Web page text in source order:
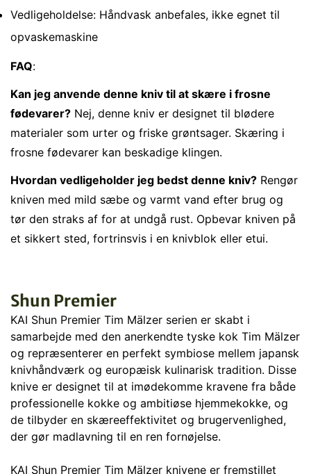
Vedligeholdelse: Håndvask anbefales, ikke egnet til
opvaskemaskine
FAQ:
Kan jeg anvende denne kniv til at skære i frosne
fødevarer? Nej, denne kniv er designet til blødere
materialer som urter og friske grøntsager. Skæring i
frosne fødevarer kan beskadige klingen.
Hvordan vedligeholder jeg bedst denne kniv? Rengør
kniven med mild sæbe og varmt vand efter brug og
tør den straks af for at undgå rust. Opbevar kniven på
et sikkert sted, fortrinsvis i en knivblok eller etui.
Shun Premier
KAI Shun Premier Tim Mälzer serien er skabt i
samarbejde med den anerkendte tyske kok Tim Mälzer
og repræsenterer en perfekt symbiose mellem japansk
knivhåndværk og europæisk kulinarisk tradition. Disse
knive er designet til at imødekomme kravene fra både
professionelle kokke og ambitiøse hjemmekokke, og
de tilbyder en skæreeffektivitet og brugervenlighed,
der gør madlavning til en ren fornøjelse.
KAI Shun Premier Tim Mälzer knivene er fremstillet